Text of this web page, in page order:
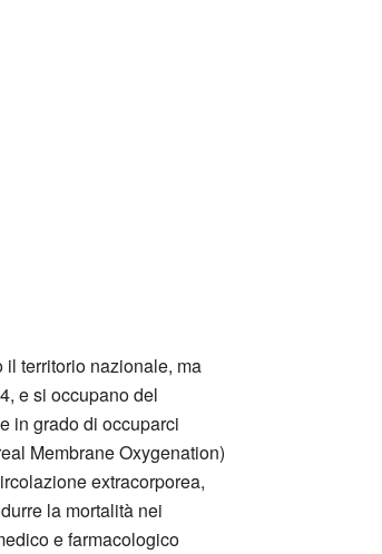
il territorio nazionale, ma
e si occupano del
in grado di occuparci
Membrane Oxygenation)
extracorporea,
la mortalità nei
e farmacologico